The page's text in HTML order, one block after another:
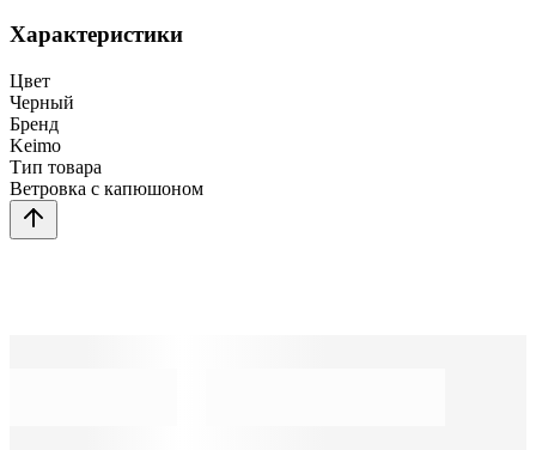
Характеристики
Цвет
Черный
Бренд
Keimo
Тип товара
Ветровка с капюшоном